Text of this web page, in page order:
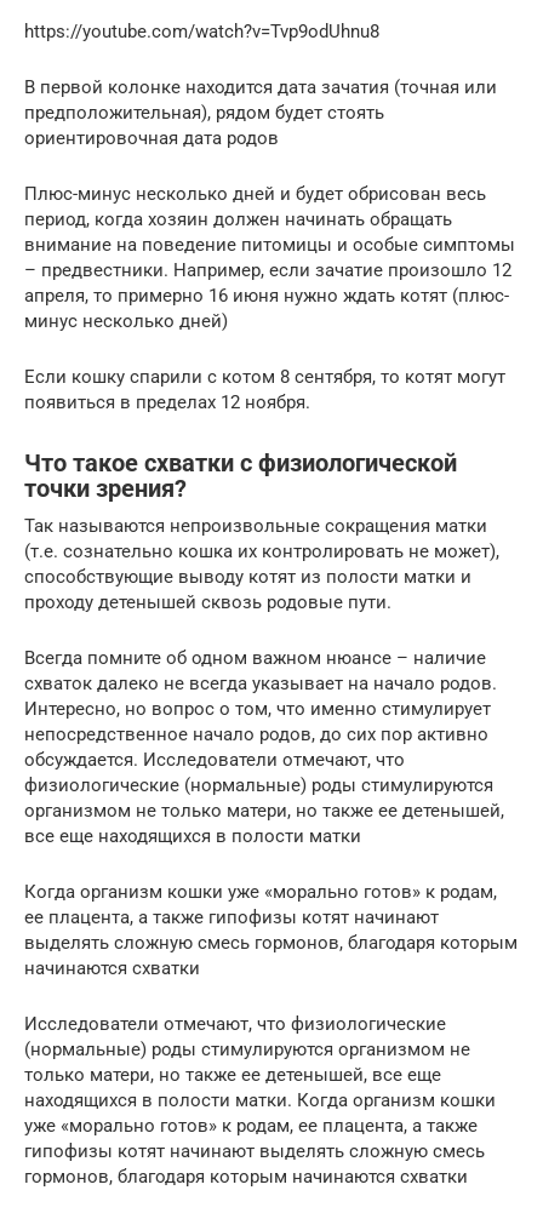
https://youtube.com/watch?v=Tvp9odUhnu8
В первой колонке находится дата зачатия (точная или
предположительная), рядом будет стоять
ориентировочная дата родов
Плюс-минус несколько дней и будет обрисован весь
период, когда хозяин должен начинать обращать
внимание на поведение питомицы и особые симптомы
– предвестники. Например, если зачатие произошло 12
апреля, то примерно 16 июня нужно ждать котят (плюс-
минус несколько дней)
Если кошку спарили с котом 8 сентября, то котят могут
появиться в пределах 12 ноября.
Что такое схватки с физиологической
точки зрения?
Так называются непроизвольные сокращения матки
(т.е. сознательно кошка их контролировать не может),
способствующие выводу котят из полости матки и
проходу детенышей сквозь родовые пути.
Всегда помните об одном важном нюансе – наличие
схваток далеко не всегда указывает на начало родов.
Интересно, но вопрос о том, что именно стимулирует
непосредственное начало родов, до сих пор активно
обсуждается. Исследователи отмечают, что
физиологические (нормальные) роды стимулируются
организмом не только матери, но также ее детенышей,
все еще находящихся в полости матки
Когда организм кошки уже «морально готов» к родам,
ее плацента, а также гипофизы котят начинают
выделять сложную смесь гормонов, благодаря которым
начинаются схватки
Исследователи отмечают, что физиологические
(нормальные) роды стимулируются организмом не
только матери, но также ее детенышей, все еще
находящихся в полости матки. Когда организм кошки
уже «морально готов» к родам, ее плацента, а также
гипофизы котят начинают выделять сложную смесь
гормонов, благодаря которым начинаются схватки